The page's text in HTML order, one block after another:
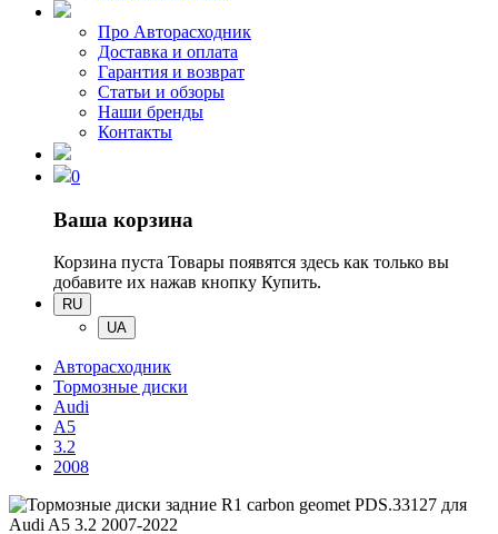
Про Авторасходник
Доставка и оплата
Гарантия и возврат
Статьи и обзоры
Наши бренды
Контакты
0
Ваша корзина
Корзина пуста Товары появятся здесь как только вы
добавите их нажав кнопку Купить.
RU
UA
Авторасходник
Тормозные диски
Audi
A5
3.2
2008